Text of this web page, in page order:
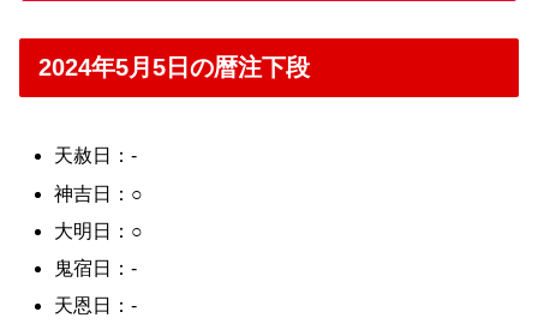
2024年5月5日の暦注下段
天赦日：-
神吉日：○
大明日：○
鬼宿日：-
天恩日：-